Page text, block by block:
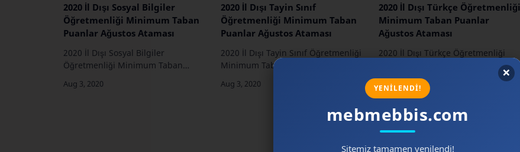
2020 İl Dışı Sosyal Bilgiler
Öğretmenliği Minimum Taban
Puanlar Ağustos Ataması
2020 İl Dışı Sosyal Bilgiler
Öğretmenliği Minimum Taban
2020 İl Dışı Tayin Sınıf
Öğretmenliği Minimum Taban
Puanlar Ağustos Ataması
2020 İl Dışı Tayin Sınıf Öğretmenliği
Minimum Taban Puanlar Ağustos
2020 İl Dışı Türkçe Öğretmenliği
Minimum Taban Puanlar
Ağustos Ataması
2020 İl Dışı Türkçe Öğretmenliği
Minimum Taban Puanlar Ağustos
Ataması …